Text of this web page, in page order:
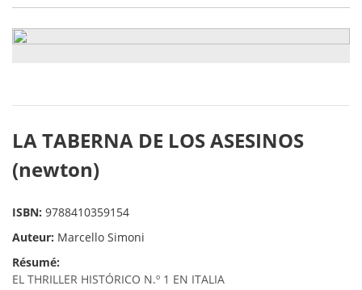
LA TABERNA DE LOS ASESINOS
(newton)
ISBN: 9788410359154
Auteur: Marcello Simoni
Résumé:
EL THRILLER HISTÓRICO N.º 1 EN ITALIA